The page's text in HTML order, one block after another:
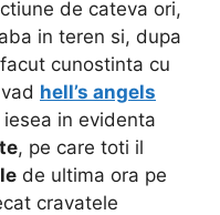
de cateva ori,
in teren si, dupa
cunostinta cu
hell’s angels
in evidenta
, pe care toti il
de ultima ora pe
cravatele